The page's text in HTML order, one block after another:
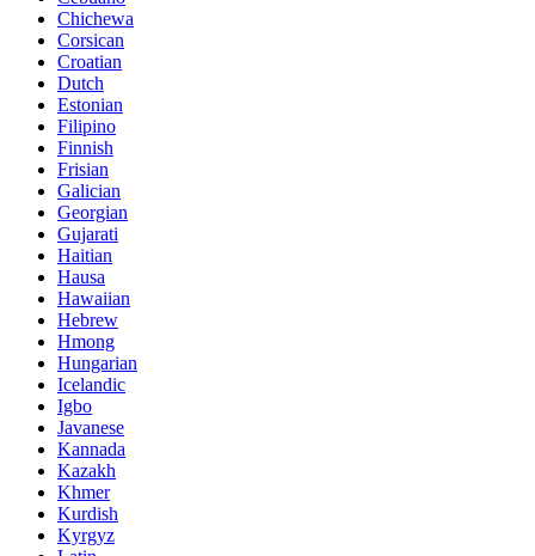
Chichewa
Corsican
Croatian
Dutch
Estonian
Filipino
Finnish
Frisian
Galician
Georgian
Gujarati
Haitian
Hausa
Hawaiian
Hebrew
Hmong
Hungarian
Icelandic
Igbo
Javanese
Kannada
Kazakh
Khmer
Kurdish
Kyrgyz